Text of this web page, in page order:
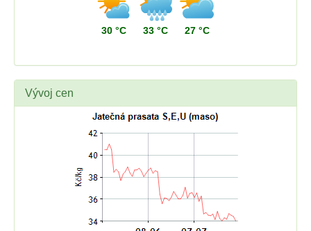
30 °C 33 °C 27 °C
Vývoj cen